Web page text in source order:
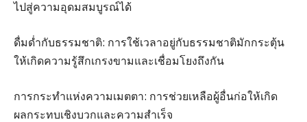
ไปสู่ความอุดมสมบูรณ์ได้
ดื่มด่ำกับธรรมชาติ: การใช้เวลาอยู่กับธรรมชาติมักกระตุ้น
ให้เกิดความรู้สึกเกรงขามและเชื่อมโยงถึงกัน
การกระทำแห่งความเมตตา: การช่วยเหลือผู้อื่นก่อให้เกิด
ผลกระทบเชิงบวกและความสำเร็จ